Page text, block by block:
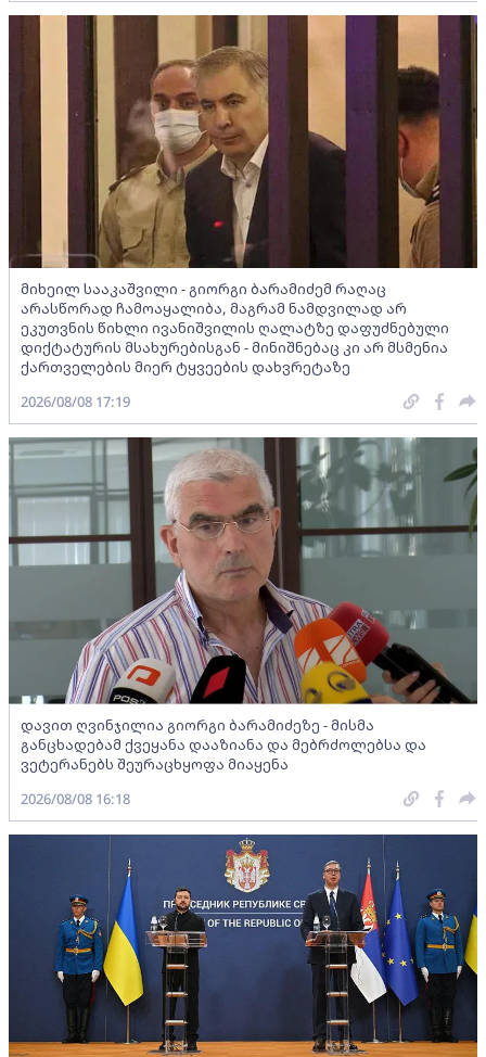
მიხეილ სააკაშვილი - გიორგი ბარამიძემ რაღაც
არასწორად ჩამოაყალიბა, მაგრამ ნამდვილად არ
ეკუთვნის წიხლი ივანიშვილის ღალატზე დაფუძნებული
დიქტატურის მსახურებისგან - მინიშნებაც კი არ მსმენია
ქართველების მიერ ტყვეების დახვრეტაზე
2026/08/08 17:19
დავით ღვინჯილია გიორგი ბარამიძეზე - მისმა
განცხადებამ ქვეყანა დააზიანა და მებრძოლებსა და
ვეტერანებს შეურაცხყოფა მიაყენა
2026/08/08 16:18